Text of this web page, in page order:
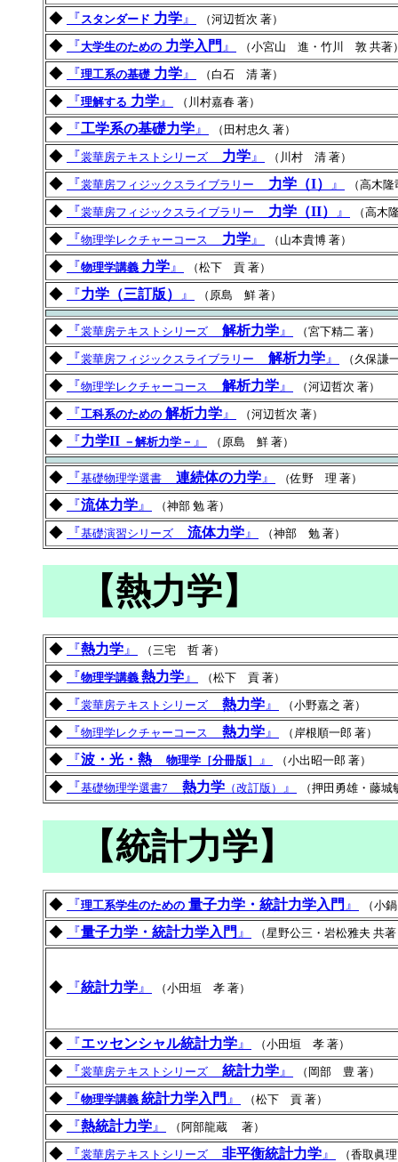
◆ 『 スタンダード 力学 』 （河辺哲次 著）
◆ 『大学生のための 力学入門 』 （小宮山 進・竹川 敦 共著
◆ 『理工系の基礎 力学 』 （白石 清 著）
◆ 『理解する 力学 』 （川村嘉春 著）
◆ 『工学系の基礎力学 』 （田村忠久 著）
◆ 『裳華房テキストシリーズ 力学 』 （川村 清 著）
◆ 『裳華房フィジックスライブラリー 力学（I） 』 （高木
◆ 『裳華房フィジックスライブラリー 力学（II） 』 （高木
◆ 『物理学レクチャーコース 力学 』 （山本貴博 著）
◆ 『物理学講義 力学 』 （松下 貢 著）
◆ 『力学（三訂版） 』 （原島 鮮 著）
◆ 『裳華房テキストシリーズ 解析力学 』 （宮下精二 著）
◆ 『裳華房フィジックスライブラリー 解析力学 』 （久保謙
◆ 『物理学レクチャーコース 解析力学 』 （河辺哲次 著）
◆ 『工科系のための 解析力学 』 （河辺哲次 著）
◆ 『力学II －解析力学－ 』 （原島 鮮 著）
◆ 『基礎物理学選書 連続体の力学 』 （佐野 理 著）
◆ 『流体力学 』 （神部 勉 著）
◆ 『基礎演習シリーズ 流体力学 』 （神部 勉 著）
【熱力学】
◆ 『熱力学 』 （三宅 哲 著）
◆ 『物理学講義 熱力学 』 （松下 貢 著）
◆ 『裳華房テキストシリーズ 熱力学 』 （小野嘉之 著）
◆ 『物理学レクチャーコース 熱力学 』 （岸根順一郎 著）
◆ 『波・光・熱 物理学［分冊版］ 』 （小出昭一郎 著）
◆ 『基礎物理学選書7 熱力学 （改訂版） 』 （押田勇雄・藤
【統計力学】
◆ 『理工系学生のための 量子力学・統計力学入門 』 （小
◆ 『量子力学・統計力学入門 』 （星野公三・岩松雅夫 共
◆ 『統計力学 』 （小田垣 孝 著）
◆ 『エッセンシャル統計力学 』 （小田垣 孝 著）
◆ 『裳華房テキストシリーズ 統計力学 』 （岡部 豊 著）
◆ 『物理学講義 統計力学入門 』 （松下 貢 著）
◆ 『熱統計力学 』 （阿部龍蔵 著）
◆ 『裳華房テキストシリーズ 非平衡統計力学 』 （香取眞